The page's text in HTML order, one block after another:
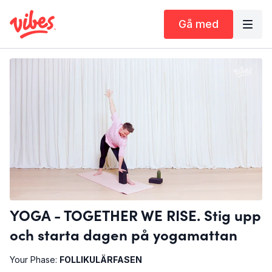
Gå med
YOGA - TOGETHER WE RISE. Stig upp
och starta dagen på yogamattan
Your Phase: FOLLIKULÄRFASEN